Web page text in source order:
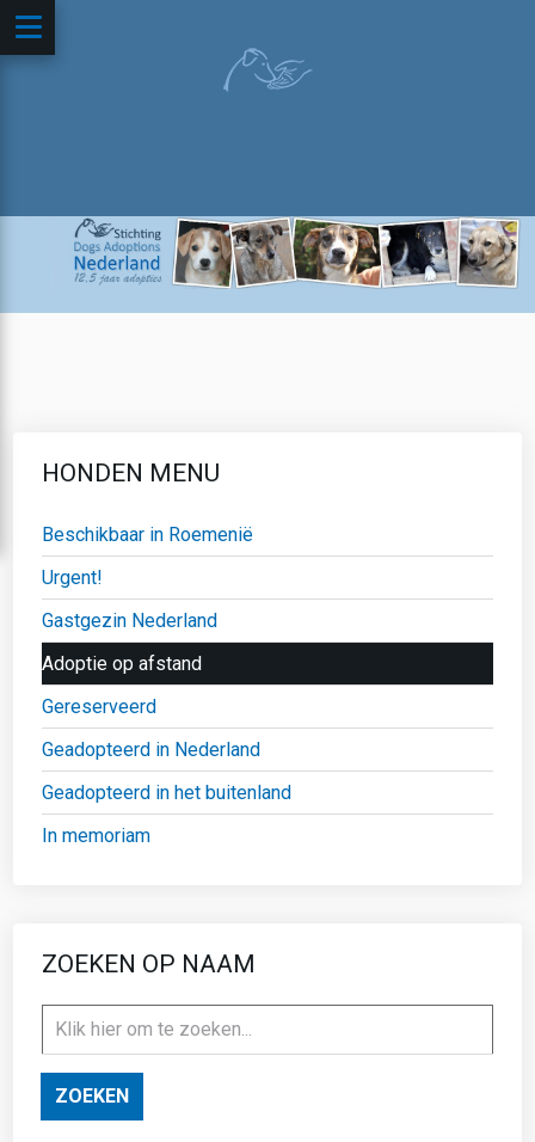
HONDEN MENU
Beschikbaar in Roemenië
Urgent!
Gastgezin Nederland
Adoptie op afstand
Gereserveerd
Geadopteerd in Nederland
Geadopteerd in het buitenland
In memoriam
ZOEKEN OP NAAM
ZOEKEN